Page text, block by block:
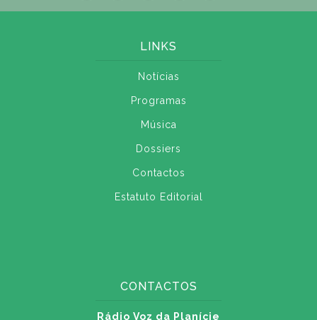
LINKS
Notícias
Programas
Música
Dossiers
Contactos
Estatuto Editorial
CONTACTOS
Rádio Voz da Planície